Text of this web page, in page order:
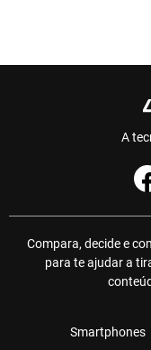
A
Compara, decide e
para te ajudar a
Smartphones